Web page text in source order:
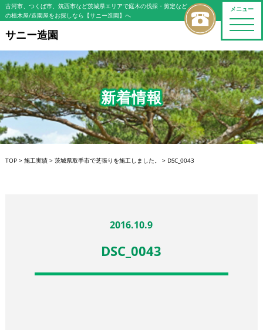
メニュー
toggle
古河市、つくば市、筑西市など茨城県エリアで庭木の伐採・剪定など
の植木屋/造園屋をお探しなら【サニー造園】へ
サニー造園
新着情報
TOP> 施工実績> 茨城県取手市で芝張りを施工しました。 > DSC_0043
2016.10.9
DSC_0043